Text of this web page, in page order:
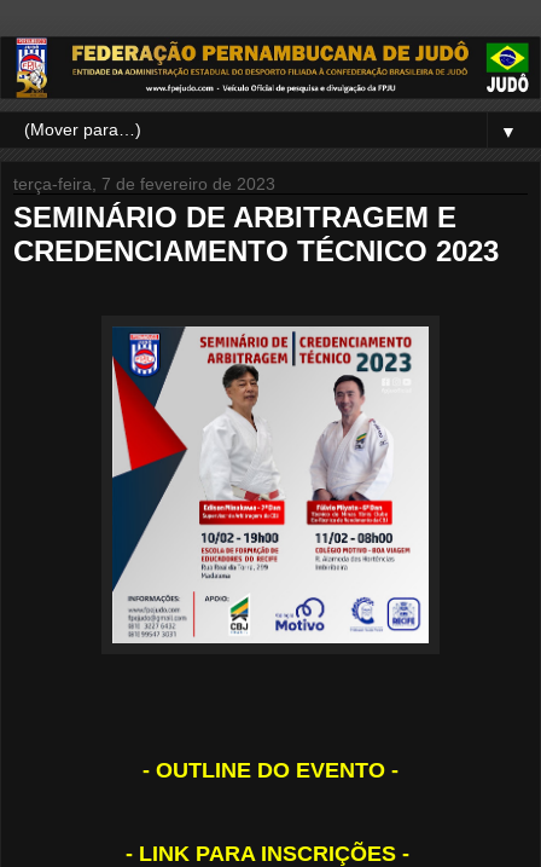
▼
terça-feira, 7 de fevereiro de 2023
SEMINÁRIO DE ARBITRAGEM E
CREDENCIAMENTO TÉCNICO 2023
- OUTLINE DO EVENTO -
- LINK PARA INSCRIÇÕES -